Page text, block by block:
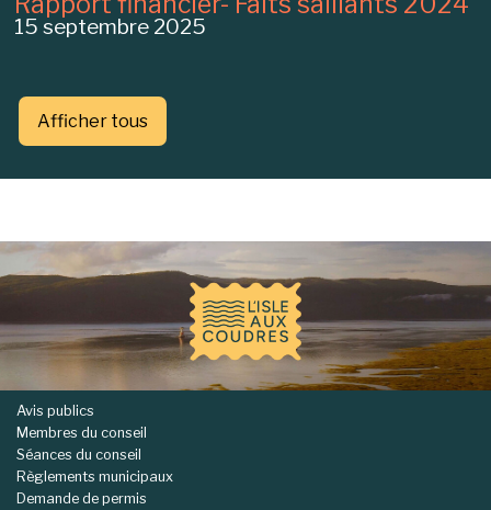
15 septembre 2025
Afficher tous
Avis publics
Membres du conseil
Séances du conseil
Règlements municipaux
Demande de permis